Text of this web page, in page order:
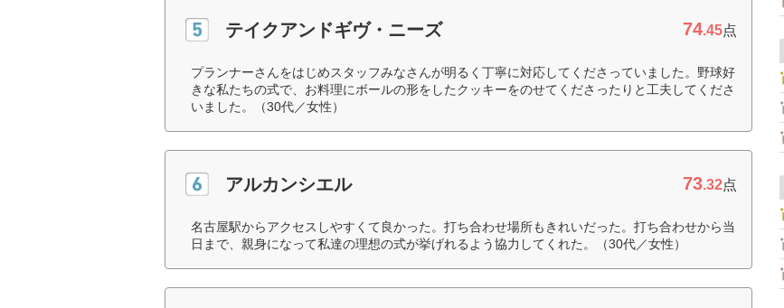
テイクアンドギヴ・ニーズ 74.45点
プランナーさんをはじめスタッフみなさんが明るく丁寧に対応してくださっていました。野球好
きな私たちの式で、お料理にボールの形をしたクッキーをのせてくださったりと工夫してくださ
いました。（30代／女性）
アルカンシエル 73.32点
名古屋駅からアクセスしやすくて良かった。打ち合わせ場所もきれいだった。打ち合わせから当
日まで、親身になって私達の理想の式が挙げれるよう協力してくれた。（30代／女性）